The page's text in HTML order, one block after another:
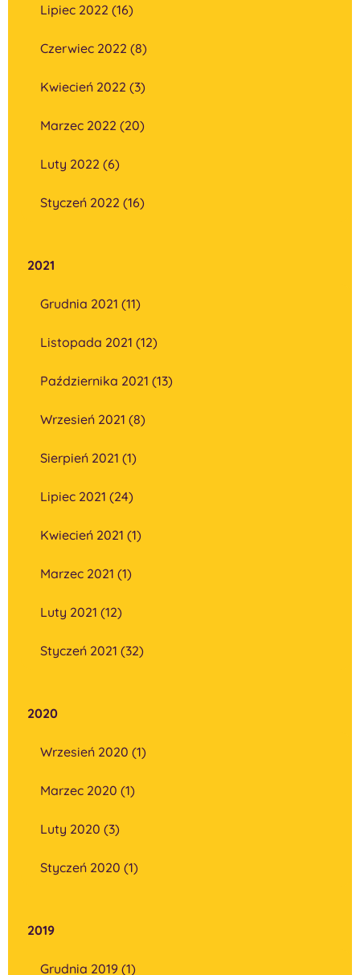
Lipiec 2022 (16)
Czerwiec 2022 (8)
Kwiecień 2022 (3)
Marzec 2022 (20)
Luty 2022 (6)
Styczeń 2022 (16)
2021
Grudnia 2021 (11)
Listopada 2021 (12)
Października 2021 (13)
Wrzesień 2021 (8)
Sierpień 2021 (1)
Lipiec 2021 (24)
Kwiecień 2021 (1)
Marzec 2021 (1)
Luty 2021 (12)
Styczeń 2021 (32)
2020
Wrzesień 2020 (1)
Marzec 2020 (1)
Luty 2020 (3)
Styczeń 2020 (1)
2019
Grudnia 2019 (1)